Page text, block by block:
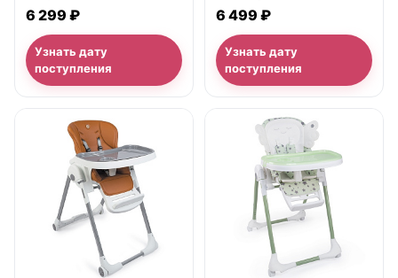
6 299 ₽
Узнать дату
поступления
6 499 ₽
Узнать дату
поступления